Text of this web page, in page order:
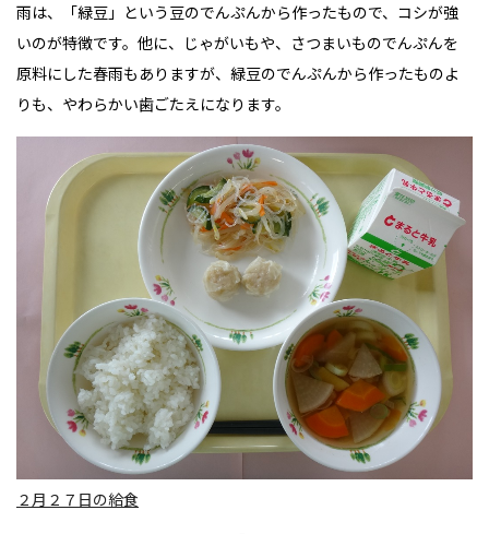
雨は、「緑豆」という豆のでんぷんから作ったもので、コシが強
いのが特徴です。他に、じゃがいもや、さつまいものでんぷんを
原料にした春雨もありますが、緑豆のでんぷんから作ったものよ
りも、やわらかい歯ごたえになります。
２月２７日の給食